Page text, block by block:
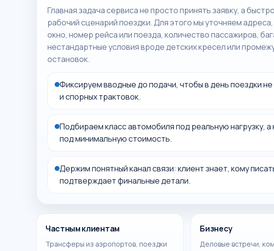
Главная задача сервиса не просто принять заявку, а
рабочий сценарий поездки. Для этого мы уточняем
окно, номер рейса или поезда, количество пассажиров,
нестандартные условия вроде детских кресел или
остановок.
Фиксируем вводные до подачи, чтобы в день поездки
и спорных трактовок.
Подбираем класс автомобиля под реальную нагрузку, а
под минимальную стоимость.
Держим понятный канал связи: клиент знает, кому
подтверждает финальные детали.
Частным клиентам
Трансферы из аэропортов, поездки
Бизнесу
Деловые встречи,